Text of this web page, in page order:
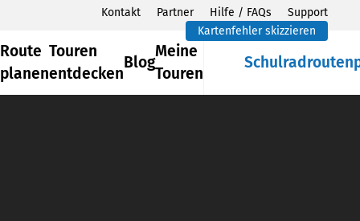
Kontakt Partner Hilfe / FAQs
Support
Kartenfehler skizzieren
Route
planen
Touren
entdecken
Blog
Meine
Touren